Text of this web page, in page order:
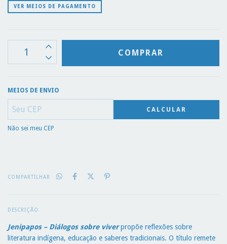
VER MEIOS DE PAGAMENTO
MEIOS DE ENVIO
CALCULAR
Não sei meu CEP
COMPARTILHAR
DESCRIÇÃO
Jenipapos – Diálogos sobre viverpropõe reflexões sobre
literatura indígena, educação e saberes tradicionais. O título remete